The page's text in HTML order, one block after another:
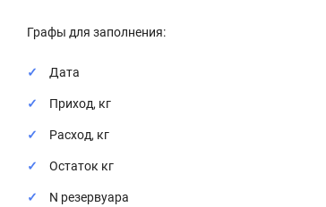
Графы для заполнения:
Дата
Приход, кг
Расход, кг
Остаток кг
N резервуара